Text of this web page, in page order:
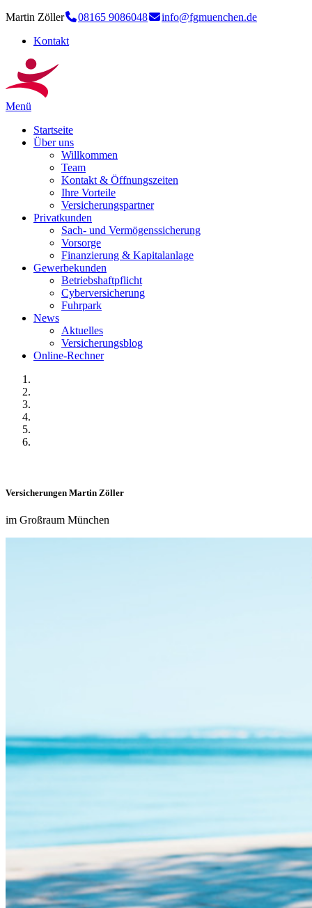
Martin Zöller 08165 9086048
info@fgmuenchen.de
Kontakt
Menü
Startseite
Über uns
Willkommen
Team
Kontakt & Öffnungszeiten
Ihre Vorteile
Versicherungspartner
Privatkunden
Sach- und Vermögenssicherung
Vorsorge
Finanzierung & Kapitalanlage
Gewerbekunden
Betriebshaftpflicht
Cyberversicherung
Fuhrpark
News
Aktuelles
Versicherungsblog
Online-Rechner
Versicherungen Martin Zöller
im Großraum München